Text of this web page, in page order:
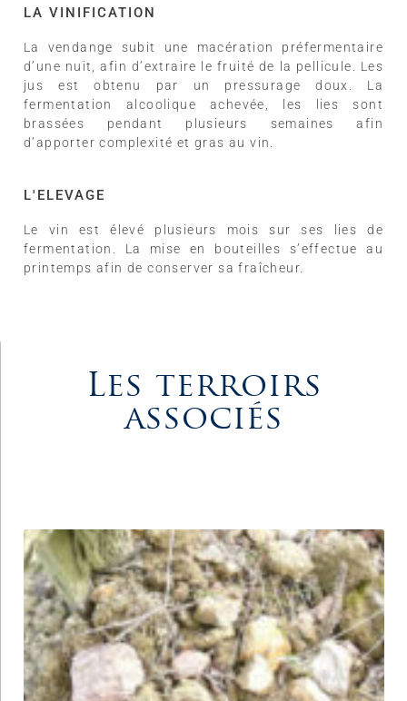
LA VINIFICATION
La vendange subit une macération préfermentaire
d’une nuit, afin d’extraire le fruité de la pellicule. Les
jus est obtenu par un pressurage doux. La
fermentation alcoolique achevée, les lies sont
brassées pendant plusieurs semaines afin
d’apporter complexité et gras au vin.
L'ELEVAGE
Le vin est élevé plusieurs mois sur ses lies de
fermentation. La mise en bouteilles s’effectue au
printemps afin de conserver sa fraîcheur.
Les terroirs
associés